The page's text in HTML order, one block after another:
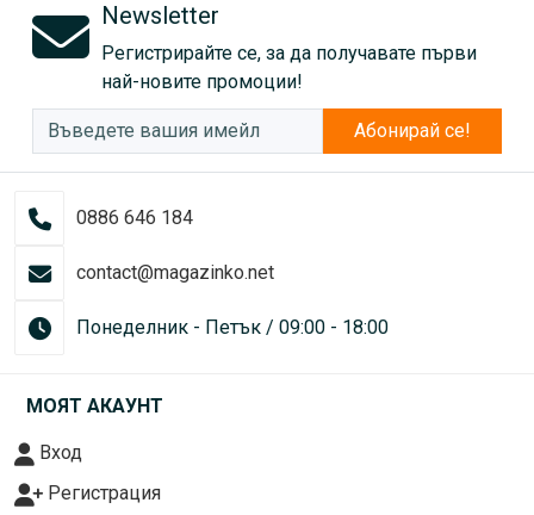
Newsletter
Регистрирайте се, за да получавате първи
най-новите промоции!
Абонирай се!
0886 646 184
contact@magazinko.net
Понеделник - Петък / 09:00 - 18:00
МОЯТ АКАУНТ
Вход
Регистрация